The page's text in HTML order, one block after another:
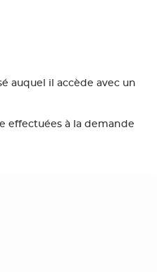
auquel il accède avec un
effectuées à la demande